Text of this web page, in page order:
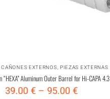
CAÑONES EXTERNOS, PIEZAS EXTERNAS
“HEXA” Aluminum Outer Barrel for Hi-CAPA 4.3
39.00€– 95.00€